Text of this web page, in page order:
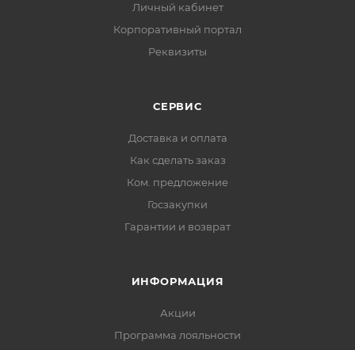
Личный кабинет
Корпоративный портал
Реквизиты
СЕРВИС
Доставка и оплата
Как сделать заказ
Ком. предложение
Госзакупки
Гарантии и возврат
ИНФОРМАЦИЯ
Акции
Программа лояльности